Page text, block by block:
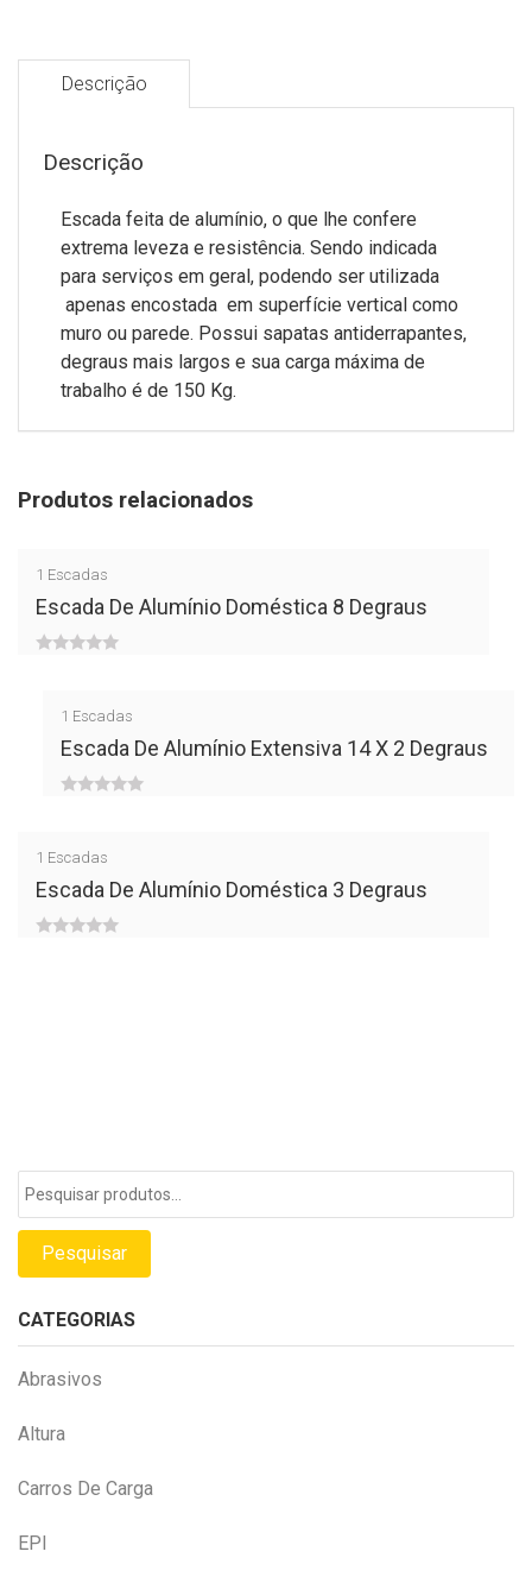
Descrição
Descrição
Escada feita de alumínio, o que lhe confere
extrema leveza e resistência. Sendo indicada
para serviços em geral, podendo ser utilizada
apenas encostada em superfície vertical como
muro ou parede. Possui sapatas antiderrapantes,
degraus mais largos e sua carga máxima de
trabalho é de 150 Kg.
Produtos relacionados
1 Escadas
Escada De Alumínio Doméstica 8 Degraus
1 Escadas
Escada De Alumínio Extensiva 14 X 2 Degraus
1 Escadas
Escada De Alumínio Doméstica 3 Degraus
Pesquisar
Pesquisar
CATEGORIAS
Abrasivos
Altura
Carros De Carga
EPI